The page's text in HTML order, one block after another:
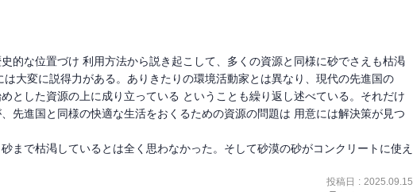
的な位置づけ 利用方法から説き起こして、多くの資源と同様に砂でさえも枯渇
は大変に説得力がある。ありきたりの環境活動家とは異なり、現代の先進国の
とした資源の上に成り立っている ということも繰り返し述べている。それだけ
先進国と同様の快適な生活をおくるための資源の問題は 用意には解決策が見つ
まで枯渇しているとは全く思わなかった。そして砂漠の砂がコンクリートに使え
投稿日 : 2025.09.15